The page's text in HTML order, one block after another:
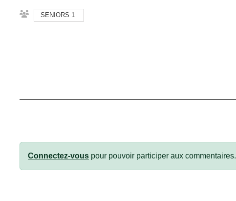
SENIORS 1
Connectez-vous pour pouvoir participer aux commentaires.